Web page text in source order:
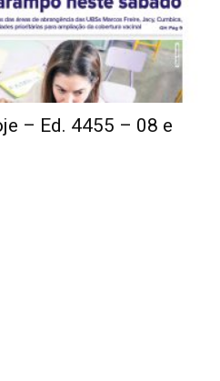
– Ed. 4455 – 08 e